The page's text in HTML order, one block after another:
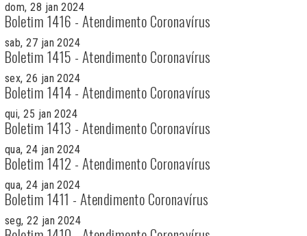
dom, 28 jan 2024
Boletim 1416 - Atendimento Coronavírus
sab, 27 jan 2024
Boletim 1415 - Atendimento Coronavírus
sex, 26 jan 2024
Boletim 1414 - Atendimento Coronavírus
qui, 25 jan 2024
Boletim 1413 - Atendimento Coronavírus
qua, 24 jan 2024
Boletim 1412 - Atendimento Coronavírus
qua, 24 jan 2024
Boletim 1411 - Atendimento Coronavírus
seg, 22 jan 2024